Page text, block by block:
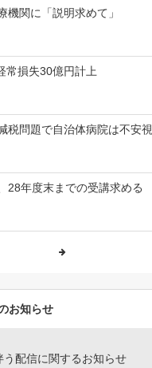
機関に「説明求めて」
常損失30億円計上
税問題で自治体病院は不安視
28年度末までの受講求める
お知らせ
う配信に関するお知らせ